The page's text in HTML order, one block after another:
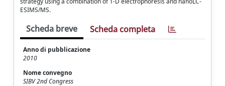
ESIMS/MS.
Scheda breve Scheda completa
Anno di pubblicazione
2010
Nome convegno
SIBV 2nd Congress